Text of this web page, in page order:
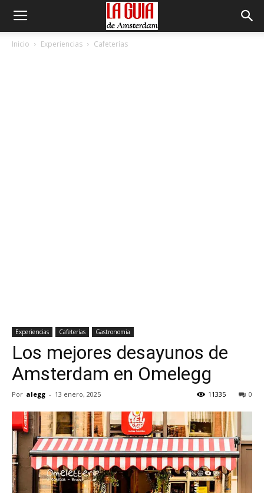
Inicio Experiencias Cafeterías
Experiencias Cafeterías Gastronomia
Los mejores desayunos de
Amsterdam en Omelegg
Por alegg - 13 enero, 2025 0
11335